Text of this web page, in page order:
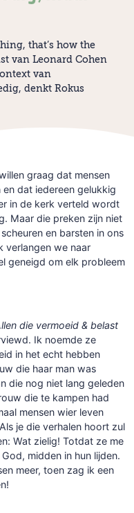
that’s how the
van Leonard Cohen
van
denkt Rokus
graag dat mensen
dat iedereen gelukkig
in de kerk verteld wordt
Maar die preken zijn niet
en barsten in ons
verlangen we naar
geneigd om elk probleem
die vermoeid & belast
Ik noemde ze
in het echt hebben
die haar man was
die nog niet lang geleden
die te kampen had
mensen wier leven
je die verhalen hoort zul
Wat zielig! Totdat ze me
midden in hun lijden.
meer, toen zag ik een